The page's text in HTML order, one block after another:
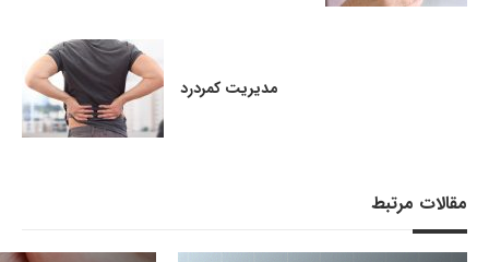
مدیریت کمردرد
مقالات مرتبط